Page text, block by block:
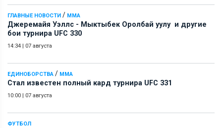
ГЛАВНЫЕ НОВОСТИ / ММА
Джеремайя Уэллс - Мыктыбек Оролбай уулу и другие
бои турнира UFC 330
14:34 07 августа
ЕДИНОБОРСТВА / ММА
Стал известен полный кард турнира UFC 331
10:00 07 августа
ФУТБОЛ